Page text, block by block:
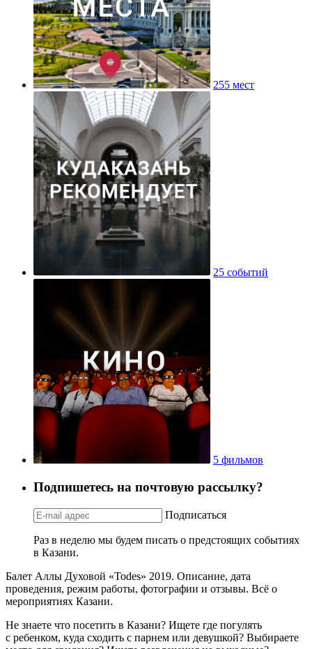
255 мест
25 событий
5 фильмов
Подпишетесь на почтовую рассылку?
Подписаться
Раз в неделю мы будем писать о предстоящих событиях
в Казани.
Балет Аллы Духовой «Todes» 2019. Описание, дата
проведения, режим работы, фотографии и отзывы. Всё о
мероприятиях Казани.
Не знаете что посетить в Казани? Ищете где погулять
с ребенком, куда сходить с парнем или девушкой? Выбираете